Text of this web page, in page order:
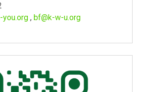
you.org, bf@k-w-u.org